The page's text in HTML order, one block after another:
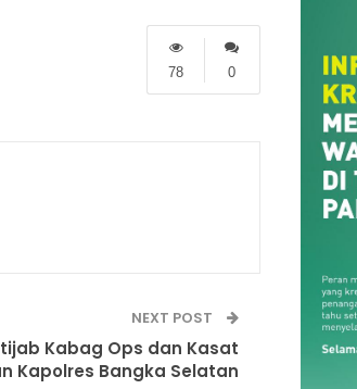
0
78
NEXT POST
Kabag Ops dan Kasat
Kapolres Bangka Selatan